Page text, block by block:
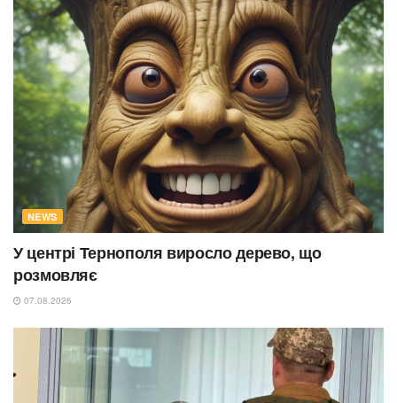
NEWS
У центрі Тернополя виросло дерево, що
розмовляє
07.08.2026